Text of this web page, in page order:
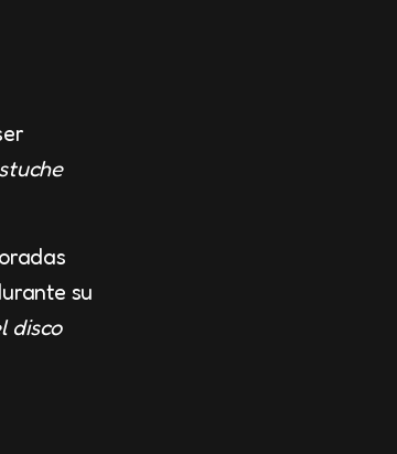
su
disco